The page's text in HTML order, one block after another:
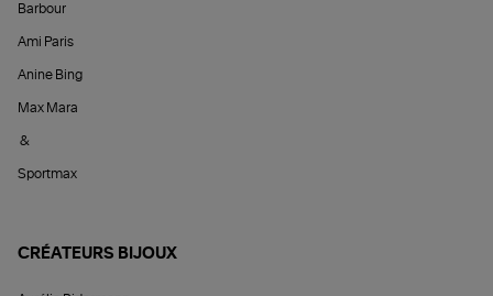
Barbour
Ami Paris
Anine Bing
Max Mara
&
Sportmax
CRÉATEURS BIJOUX